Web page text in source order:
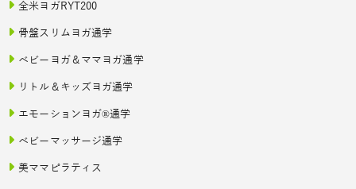
全米ヨガRYT200
骨盤スリムヨガ通学
ベビーヨガ＆ママヨガ通学
リトル＆キッズヨガ通学
エモーションヨガ®通学
ベビーマッサージ通学
美ママピラティス